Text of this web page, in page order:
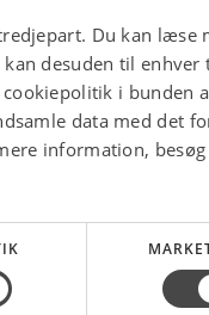
Du kan læse
kan desuden til
i bunden
data med det
information, besøg